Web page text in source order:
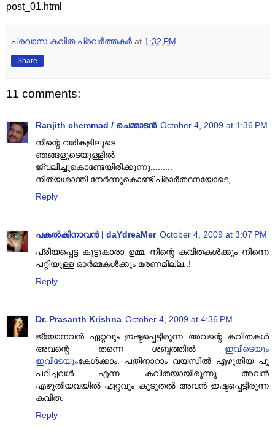
post_01.html
പ്രവാസ കവിത പ്രവര്‍ത്തകര്‍ at 1:32 PM
Share
11 comments:
Ranjith chemmad / ചെമ്മാടൻ October 4, 2009 at 1:36 PM
നിന്റെ വരികളിലൂടെ
ഞങ്ങളുടെയുള്ളില്‍
ജ്വലിച്ചുകൊണ്ടേയിരിക്കുന്നു.........
നിത്യശാന്തി നേര്‍ന്നുകൊണ്ട് പ്രാര്‍ത്ഥനയോടെ,
Reply
പകല്‍കിനാവന്‍ | daYdreaMer October 4, 2009 at 3:07 PM
പ്രിയപ്പെട്ട കൂട്ടുകാരാ ഉമ്മ. നിന്റെ കവിതകള്‍ക്കും നിന്നെ
പറ്റിയുള്ള ഓര്‍മ്മകള്‍ക്കും മരണമില്ല..!
Reply
Dr. Prasanth Krishna October 4, 2009 at 4:36 PM
ജ്യോനവന്‍ ഏറ്റവും ഇഷ്ടപ്പെട്ടിരുന്ന അവന്റെ കവിതകള്‍
അവന്റെ തന്നെ ശബ്ദത്തില്‍ ഇവിടെയും
ഇവിടേയുംകേള്‍ക്കാം. പതിനാറാം വയസില്‍ എഴുതിയ പൂ
പറിച്ചവള്‍ എന്ന കവിതയായിരുന്നു അവന്‍
എഴുതിയവയില്‍ ഏറ്റവും കൂടുതല്‍ അവന്‍ ഇഷ്ടപ്പെട്ടിരുന്ന
കവിത.
Reply